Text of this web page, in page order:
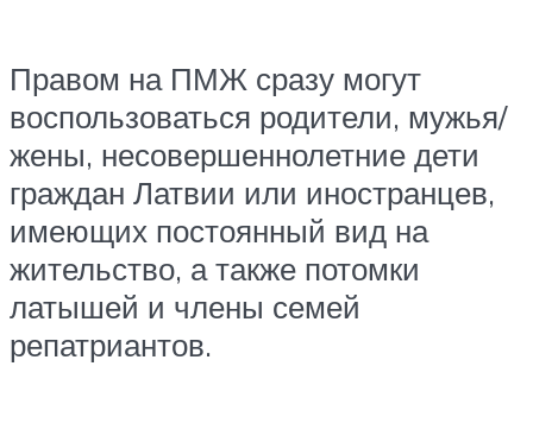
Правом на ПМЖ сразу могут
воспользоваться родители, мужья/
жены, несовершеннолетние дети
граждан Латвии или иностранцев,
имеющих постоянный вид на
жительство, а также потомки
латышей и члены семей
репатриантов.